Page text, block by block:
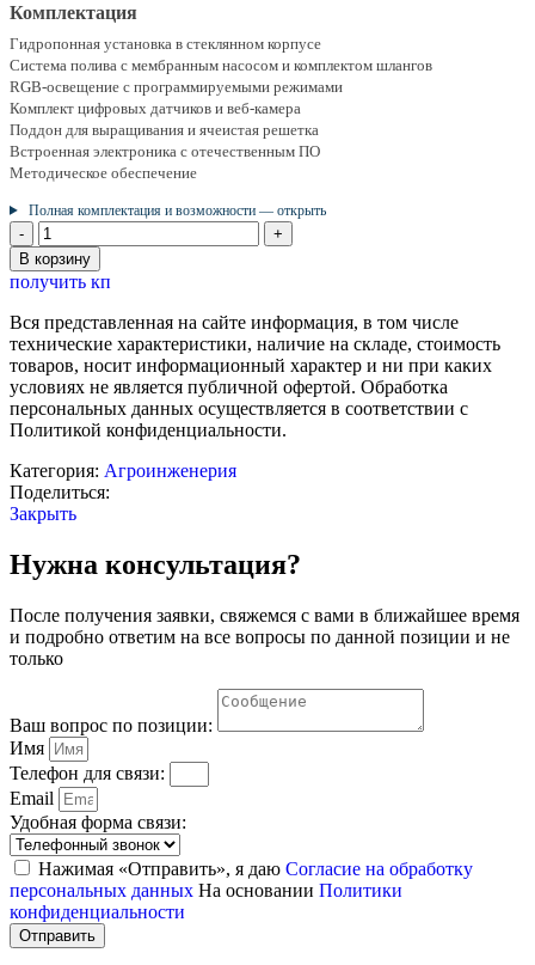
Комплектация
Гидропонная установка в стеклянном корпусе
Система полива с мембранным насосом и комплектом шлангов
RGB-освещение с программируемыми режимами
Комплект цифровых датчиков и веб-камера
Поддон для выращивания и ячеистая решетка
Встроенная электроника с отечественным ПО
Методическое обеспечение
Полная комплектация и возможности — открыть
Количество
товара
«Агрокомплекс
МультиТерра»
с
комплектом
дополнительных
датчиков
для
проектно-
исследовательской
деятельности
и
проведения
биологии
экологии
в
средней
В корзину
получить кп
Вся представленная на сайте информация, в том числе
технические характеристики, наличие на складе, стоимость
товаров, носит информационный характер и ни при каких
условиях не является публичной офертой. Обработка
персональных данных осуществляется в соответствии с
Политикой конфиденциальности.
Категория: Агроинженерия
Поделиться:
Закрыть
Нужна консультация?
После получения заявки, свяжемся с вами в ближайшее время
и подробно ответим на все вопросы по данной позиции и не
только
Ваш вопрос по позиции:
Имя
Телефон для связи:
Email
Удобная форма связи:
Нажимая «Отправить», я даю Согласие на обработку
персональных данных На основании Политики
конфиденциальности
Отправить